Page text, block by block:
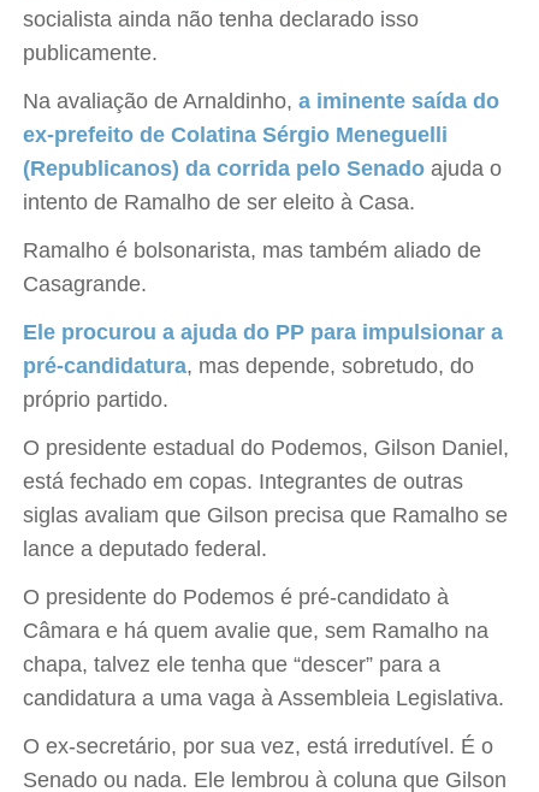
socialista ainda não tenha declarado isso
publicamente.
Na avaliação de Arnaldinho,a iminente saída do
ex-prefeito de Colatina Sérgio Meneguelli
(Republicanos) da corrida pelo Senado ajuda o
intento de Ramalho de ser eleito à Casa.
Ramalho é bolsonarista, mas também aliado de
Casagrande.
Ele procurou a ajuda do PP para impulsionar a
pré-candidatura, mas depende, sobretudo, do
próprio partido.
O presidente estadual do Podemos, Gilson Daniel,
está fechado em copas. Integrantes de outras
siglas avaliam que Gilson precisa que Ramalho se
lance a deputado federal.
O presidente do Podemos é pré-candidato à
Câmara e há quem avalie que, sem Ramalho na
chapa, talvez ele tenha que “descer” para a
candidatura a uma vaga à Assembleia Legislativa.
O ex-secretário, por sua vez, está irredutível. É o
Senado ou nada. Ele lembrou à coluna que Gilson